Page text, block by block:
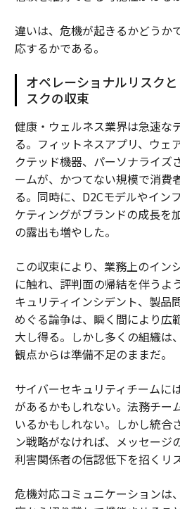
違いは、危機が起きるかどうか
応するかである。
オペレーショナルリスク
スクの収束
健康・ウェルネス業界は急速な
る。フィットネスアプリ、ウェ
クテッド機器、パーソナライズ
ームが、かつてない規模で消費
る。同時に、D2Cモデルやイン
ケティングがブランドの成長を
の露出も増やした。
この収束により、業務上のイン
に触れ、評判面の帰結を伴うよ
キュリティインシデント、製品
めぐる論争は、瞬く間により広
大し得る。しかし多くの組織は
観点からは準備不足のままだ。
サイバーセキュリティチームに
があるかもしれない。法務チー
いるかもしれない。しかし統合
ン戦略がなければ、メッセージ
利害関係者の信認低下を招くリ
危機対応コミュニケーションは